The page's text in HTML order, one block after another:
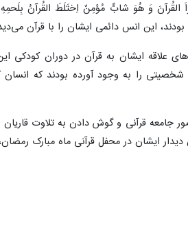
وَ هُوَ شابٌّ مُؤمِنٌ اِختَلَطَ القُرآنُ
این انس دائمی ایشان را با قرآن
علاقه ایشان به قرآن در دوران کودکی
شخصیتی را به وجود آورده بودند که
جامعه قرآنی و گوش دادن به تلاوت
ایشان در محفل قرآنی ماه مبارک